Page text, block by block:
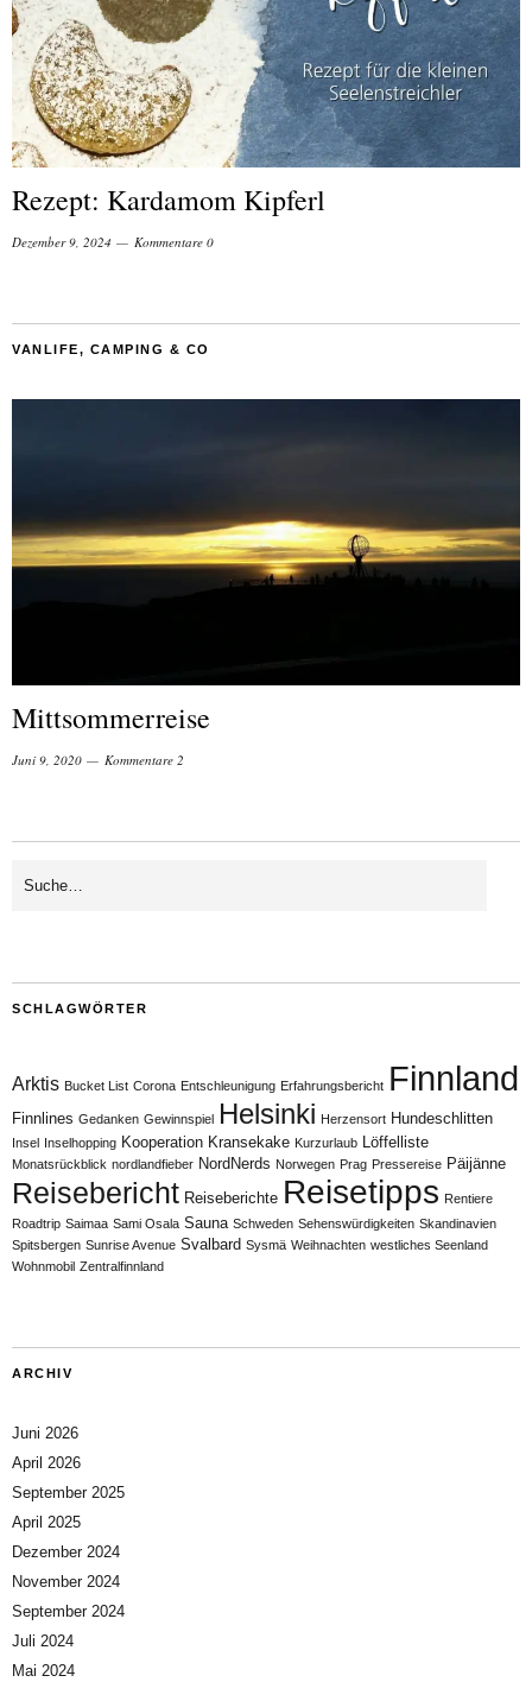
Rezept: Kardamom Kipferl
Dezember 9, 2024 Kommentare 0
VANLIFE, CAMPING & CO
Mittsommerreise
Juni 9, 2020 Kommentare 2
SCHLAGWÖRTER
Arktis Bucket List Corona Entschleunigung Erfahrungsbericht Finnland
Finnlines Gedanken Gewinnspiel Helsinki Herzensort Hundeschlitten
Insel Inselhopping Kooperation Kransekake Kurzurlaub Löffelliste
Monatsrückblick nordlandfieber NordNerds Norwegen Prag Pressereise Päijänne
Reisebericht Reiseberichte Reisetipps Rentiere
Roadtrip Saimaa Sami Osala Sauna Schweden Sehenswürdigkeiten Skandinavien
Spitsbergen Sunrise Avenue Svalbard Sysmä Weihnachten westliches Seenland
Wohnmobil Zentralfinnland
ARCHIV
Juni 2026
April 2026
September 2025
April 2025
Dezember 2024
November 2024
September 2024
Juli 2024
Mai 2024